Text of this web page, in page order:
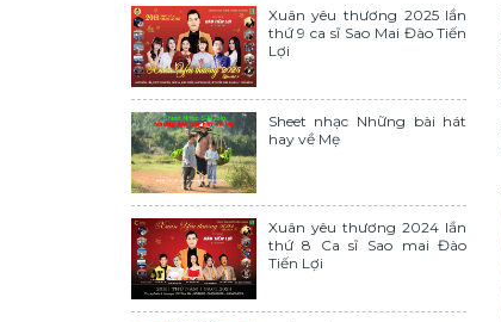
Xuân yêu thương 2025 lần
thứ 9 ca sĩ Sao Mai Đào Tiến
Lợi
Sheet nhạc Những bài hát
hay về Mẹ
Xuân yêu thương 2024 lần
thứ 8 Ca sĩ Sao mai Đào
Tiến Lợi